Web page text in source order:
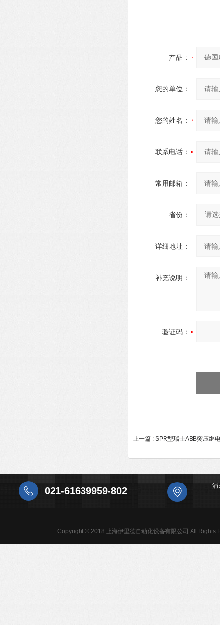
产品：
您的单位：
您的姓名：
联系电话：
常用邮箱：
省份：
详细地址：
补充说明：
验证码：
上一篇 : SPR型瑞士ABB突压继
021-61639959-802 浦
Copyright © 2018 上海伊里德自动化设备有限公司 All Rights